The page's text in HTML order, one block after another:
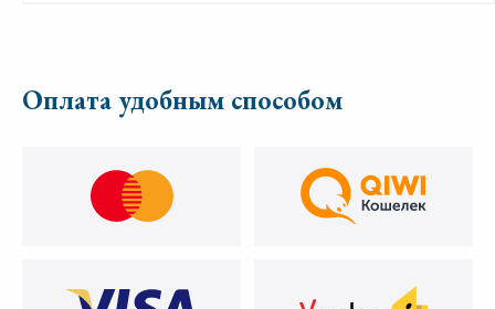
Оплата удобным способом